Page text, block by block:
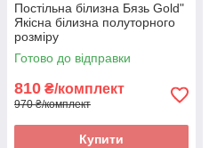
Постільна білизна Бязь Gold"
Якісна білизна полуторного
розміру
Готово до відправки
810 ₴/комплект
970 ₴/комплект
Купити